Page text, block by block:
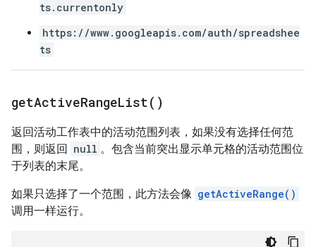
ts.currentonly
https://www.googleapis.com/auth/spreadshee
ts
getActiveRangeList( )
返回活动工作表中的活动范围列表，如果没有选择任何范
围，则返回 null 。包含当前突出显示单元格的活动范围位
于列表的末尾。
如果只选择了一个范围，此方法会像 getActiveRange()
调用一样运行。